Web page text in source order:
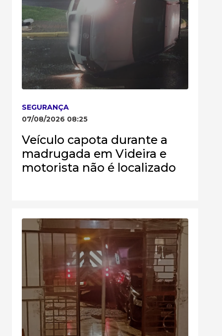
SEGURANÇA
07/08/2026 08:25
Veículo capota durante a
madrugada em Videira e
motorista não é localizado